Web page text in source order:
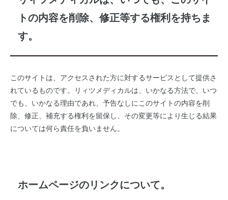
トの内容を削除、修正等する権利を持ちま
す。
このサイトは、アクセスされた方に対するサービスとして提供さ
れているものです。リィツメディカルは、いかなる方法で、いつ
でも、いかなる理由であれ、予告なしにこのサイトの内容を削
除、修正、補充する権利を留保し、その変更等により生じる結果
については何ら責任を負いません。
ホームページのリンクについて。